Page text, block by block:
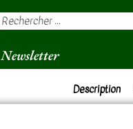
Newsletter
Description